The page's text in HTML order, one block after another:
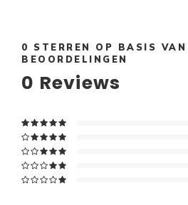
0 STERREN OP BASIS VAN
BEOORDELINGEN
0 Reviews